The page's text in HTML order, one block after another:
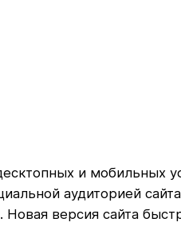
и мобильных
аудиторией
версия сайта